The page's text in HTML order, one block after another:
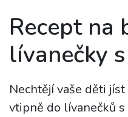
Recept na
lívanečky
Nechtějí vaše děti
vtipně do lívanečků